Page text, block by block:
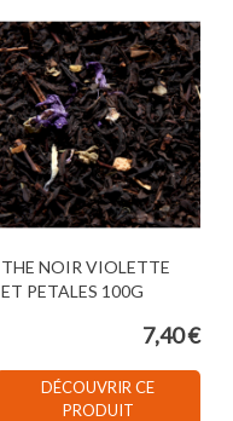
THE NOIR VIOLETTE
ET PETALES 100G
7,40 €
DÉCOUVRIR CE
PRODUIT